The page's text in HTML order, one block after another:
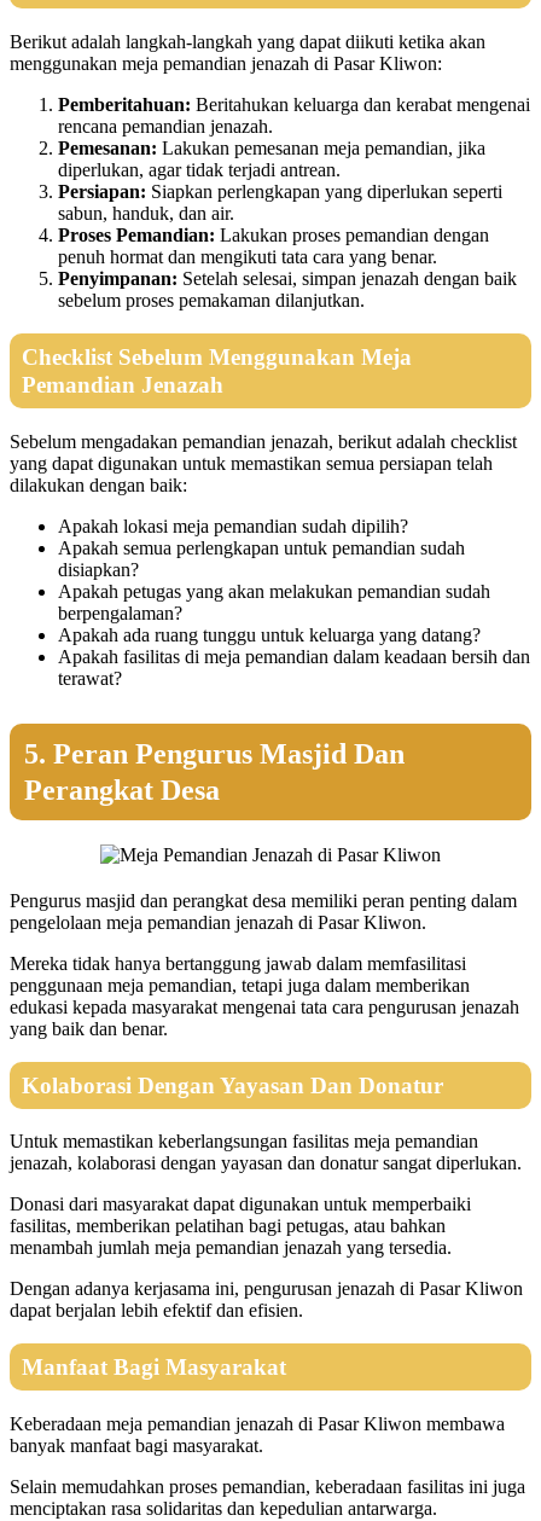
Berikut adalah langkah-langkah yang dapat diikuti ketika akan
menggunakan meja pemandian jenazah di Pasar Kliwon:
Pemberitahuan: Beritahukan keluarga dan kerabat mengenai
rencana pemandian jenazah.
Pemesanan: Lakukan pemesanan meja pemandian, jika
diperlukan, agar tidak terjadi antrean.
Persiapan: Siapkan perlengkapan yang diperlukan seperti
sabun, handuk, dan air.
Proses Pemandian: Lakukan proses pemandian dengan
penuh hormat dan mengikuti tata cara yang benar.
Penyimpanan: Setelah selesai, simpan jenazah dengan baik
sebelum proses pemakaman dilanjutkan.
Checklist Sebelum Menggunakan Meja
Pemandian Jenazah
Sebelum mengadakan pemandian jenazah, berikut adalah checklist
yang dapat digunakan untuk memastikan semua persiapan telah
dilakukan dengan baik:
Apakah lokasi meja pemandian sudah dipilih?
Apakah semua perlengkapan untuk pemandian sudah
disiapkan?
Apakah petugas yang akan melakukan pemandian sudah
berpengalaman?
Apakah ada ruang tunggu untuk keluarga yang datang?
Apakah fasilitas di meja pemandian dalam keadaan bersih dan
terawat?
5. Peran Pengurus Masjid Dan
Perangkat Desa
Pengurus masjid dan perangkat desa memiliki peran penting dalam
pengelolaan meja pemandian jenazah di Pasar Kliwon.
Mereka tidak hanya bertanggung jawab dalam memfasilitasi
penggunaan meja pemandian, tetapi juga dalam memberikan
edukasi kepada masyarakat mengenai tata cara pengurusan jenazah
yang baik dan benar.
Kolaborasi Dengan Yayasan Dan Donatur
Untuk memastikan keberlangsungan fasilitas meja pemandian
jenazah, kolaborasi dengan yayasan dan donatur sangat diperlukan.
Donasi dari masyarakat dapat digunakan untuk memperbaiki
fasilitas, memberikan pelatihan bagi petugas, atau bahkan
menambah jumlah meja pemandian jenazah yang tersedia.
Dengan adanya kerjasama ini, pengurusan jenazah di Pasar Kliwon
dapat berjalan lebih efektif dan efisien.
Manfaat Bagi Masyarakat
Keberadaan meja pemandian jenazah di Pasar Kliwon membawa
banyak manfaat bagi masyarakat.
Selain memudahkan proses pemandian, keberadaan fasilitas ini juga
menciptakan rasa solidaritas dan kepedulian antarwarga.